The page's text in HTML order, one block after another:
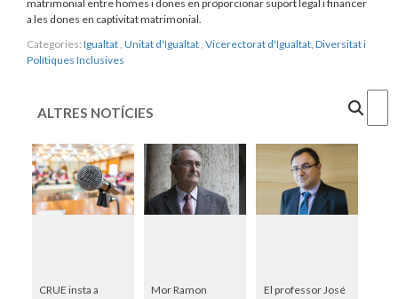
matrimonial entre homes i dones en proporcionar suport legal i financer
a les dones en captivitat matrimonial.
Categories: Igualtat Unitat d'Igualtat Vicerectorat d'Igualtat, Diversitat i
Polítiques Inclusives
ALTRES NOTÍCIES
CRUE insta a
Mor Ramon
El professor José